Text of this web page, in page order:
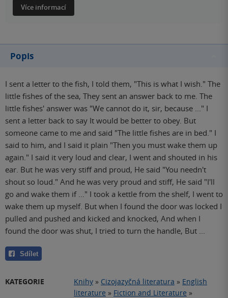
Více informací
Popis
I sent a letter to the fish, I told them, "This is what I wish." The
little fishes of the sea, They sent an answer back to me. The
little fishes' answer was "We cannot do it, sir, because ..." I
sent a letter back to say It would be better to obey. But
someone came to me and said "The little fishes are in bed." I
said to him, and I said it plain "Then you must wake them up
again." I said it very loud and clear, I went and shouted in his
ear. But he was very stiff and proud, He said "You needn't
shout so loud." And he was very proud and stiff, He said "I'll
go and wake them if ..." I took a kettle from the shelf, I went to
wake them up myself. But when I found the door was locked I
pulled and pushed and kicked and knocked, And when I
found the door was shut, I tried to turn the handle, But ...
Sdílet
KATEGORIE Knihy » Cizojazyčná literatura » English
literature » Fiction and Literature »